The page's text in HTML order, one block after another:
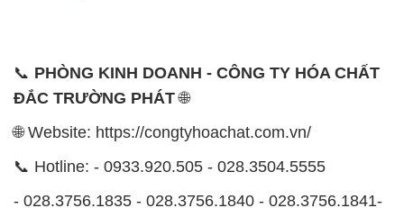
📞 PHÒNG KINH DOANH - CÔNG TY HÓA CHẤT
ĐẮC TRƯỜNG PHÁT🌐
🌐 Website: https://congtyhoachat.com.vn/
📞 Hotline: - 0933.920.505 - 028.3504.5555
- 028.3756.1835 - 028.3756.1840 - 028.3756.1841-